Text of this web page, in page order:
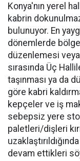
Konya'nın yerel
kabrin
bulunuyor. En
dönemlerde
düzenlemesi
sırasında Üç
taşınması ya da
göre kabri
kepçeler ve iş
sebepsiz yere
paletleri/dişleri
devam ettikleri